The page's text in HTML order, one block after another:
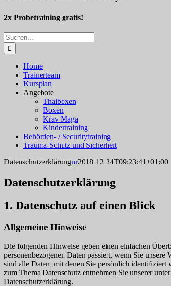
2x Probetraining gratis!
Suche
nach:
Home
Trainerteam
Kursplan
Angebote
Thaiboxen
Boxen
Krav Maga
Kindertraining
Behörden- / Securitytraining
Trauma-Schutz und Sicherheit
Datenschutzerklärungnr2018-12-24T09:23:41+01:00
Datenschutzerklärung
1. Datenschutz auf einen Blick
Allgemeine Hinweise
Die folgenden Hinweise geben einen einfachen
personenbezogenen Daten passiert, wenn Sie unsere
sind alle Daten, mit denen Sie persönlich
zum Thema Datenschutz entnehmen Sie unserer
Datenschutzerklärung.